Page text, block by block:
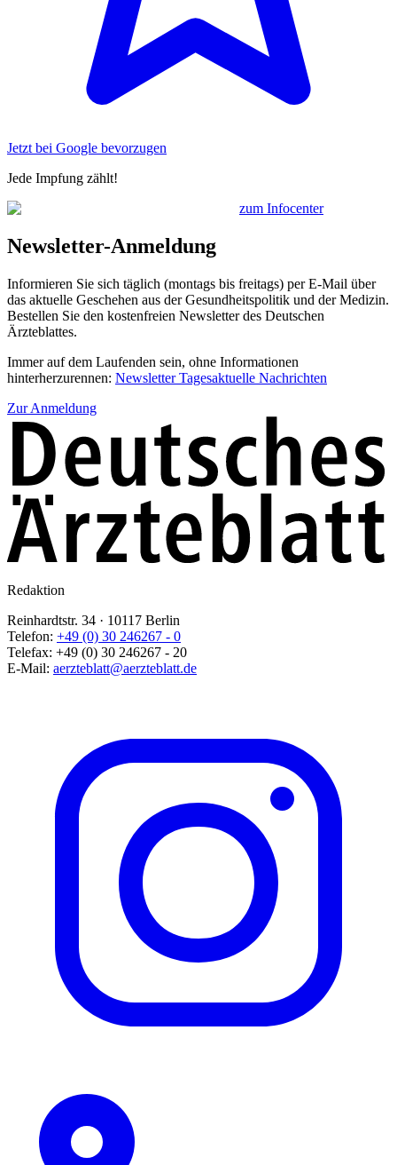
Jetzt bei Google bevorzugen
Jede Impfung zählt!
zum Infocenter
Newsletter-Anmeldung
Informieren Sie sich täglich (montags bis freitags) per E-Mail über
das aktuelle Geschehen aus der Gesundheitspolitik und der Medizin.
Bestellen Sie den kostenfreien Newsletter des Deutschen
Ärzteblattes.
Immer auf dem Laufenden sein, ohne Informationen
hinterherzurennen: Newsletter Tagesaktuelle Nachrichten
Zur Anmeldung
Redaktion
Reinhardtstr. 34 · 10117 Berlin
Telefon: +49 (0) 30 246267 - 0
Telefax: +49 (0) 30 246267 - 20
E-Mail: aerzteblatt@aerzteblatt.de